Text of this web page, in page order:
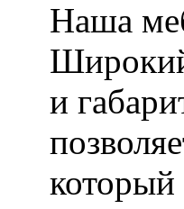
Наша
и